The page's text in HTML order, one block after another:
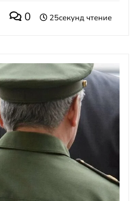
0 25секунд чтение